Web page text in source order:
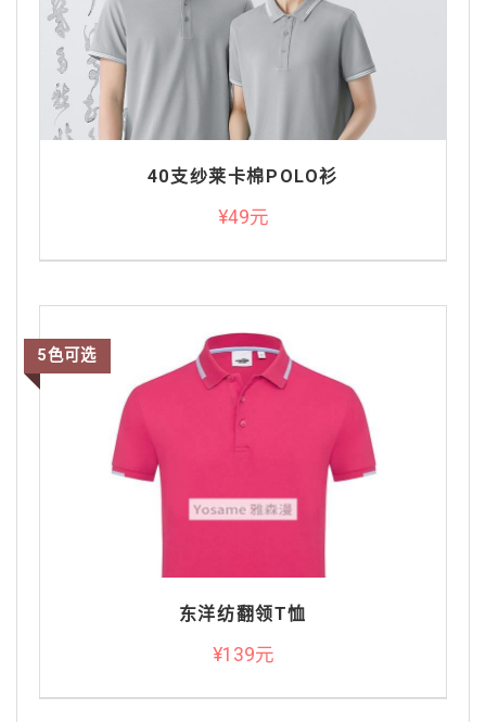
40支纱莱卡棉POLO衫
¥49元
东洋纺翻领T恤
¥139元
5色可选